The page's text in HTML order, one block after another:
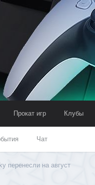
Чат
Прокат игр Клубы
перенесли на август